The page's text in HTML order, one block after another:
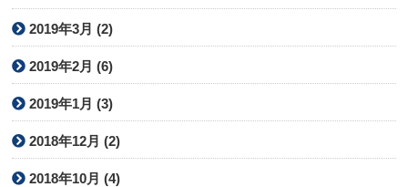
2019年3月 (2)
2019年2月 (6)
2019年1月 (3)
2018年12月 (2)
2018年10月 (4)